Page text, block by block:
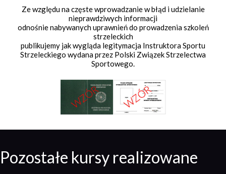
Ze względu na częste wprowadzanie w błąd i udzielanie
nieprawdziwych informacji
odnośnie nabywanych uprawnień do prowadzenia szkoleń
strzeleckich
publikujemy jak wygląda legitymacja Instruktora Sportu
Strzeleckiego wydana przez Polski Związek Strzelectwa
Sportowego.
Pozostałe kursy realizowane